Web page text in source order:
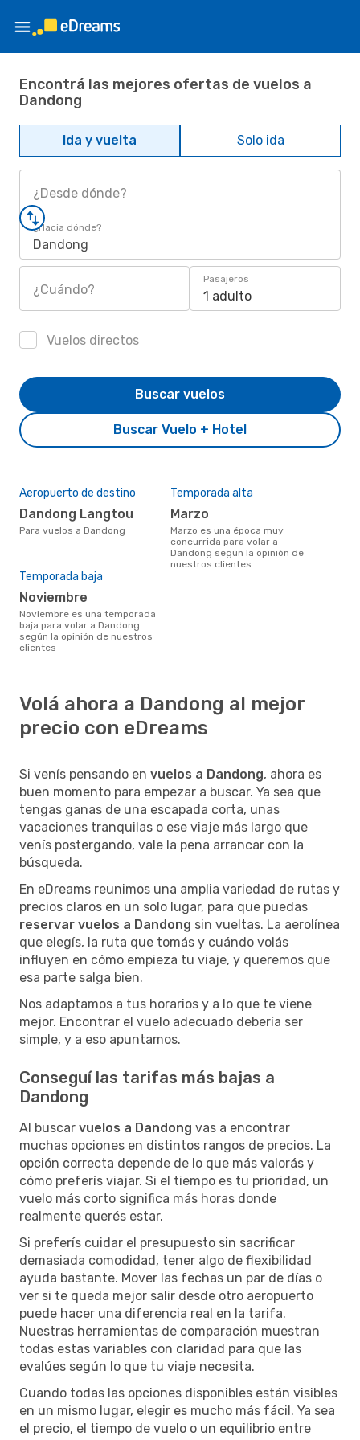
Encontrá las mejores ofertas de vuelos a
Dandong
Ida y vuelta Solo ida
¿Desde dónde?
¿Hacia dónde?
Dandong
¿Cuándo?
Pasajeros
1 adulto
Vuelos directos
Buscar Vuelo + Hotel
Buscar vuelos
Aeropuerto de destino
Dandong Langtou
Para vuelos a Dandong
Temporada alta
marzo
marzo es una época muy
concurrida para volar a
Dandong según la opinión de
nuestros clientes
Temporada baja
noviembre
noviembre es una temporada
baja para volar a Dandong
según la opinión de nuestros
clientes
Volá ahora a Dandong al mejor
precio con eDreams
Si venís pensando en vuelos a Dandong, ahora es
buen momento para empezar a buscar. Ya sea que
tengas ganas de una escapada corta, unas
vacaciones tranquilas o ese viaje más largo que
venís postergando, vale la pena arrancar con la
búsqueda.
En eDreams reunimos una amplia variedad de rutas y
precios claros en un solo lugar, para que puedas
reservar vuelos a Dandong sin vueltas. La aerolínea
que elegís, la ruta que tomás y cuándo volás
influyen en cómo empieza tu viaje, y queremos que
esa parte salga bien.
Nos adaptamos a tus horarios y a lo que te viene
mejor. Encontrar el vuelo adecuado debería ser
simple, y a eso apuntamos.
Conseguí las tarifas más bajas a
Dandong
Al buscar vuelos a Dandong vas a encontrar
muchas opciones en distintos rangos de precios. La
opción correcta depende de lo que más valorás y
cómo preferís viajar. Si el tiempo es tu prioridad, un
vuelo más corto significa más horas donde
realmente querés estar.
Si preferís cuidar el presupuesto sin sacrificar
demasiada comodidad, tener algo de flexibilidad
ayuda bastante. Mover las fechas un par de días o
ver si te queda mejor salir desde otro aeropuerto
puede hacer una diferencia real en la tarifa.
Nuestras herramientas de comparación muestran
todas estas variables con claridad para que las
evalúes según lo que tu viaje necesita.
Cuando todas las opciones disponibles están visibles
en un mismo lugar, elegir es mucho más fácil. Ya sea
el precio, el tiempo de vuelo o un equilibrio entre